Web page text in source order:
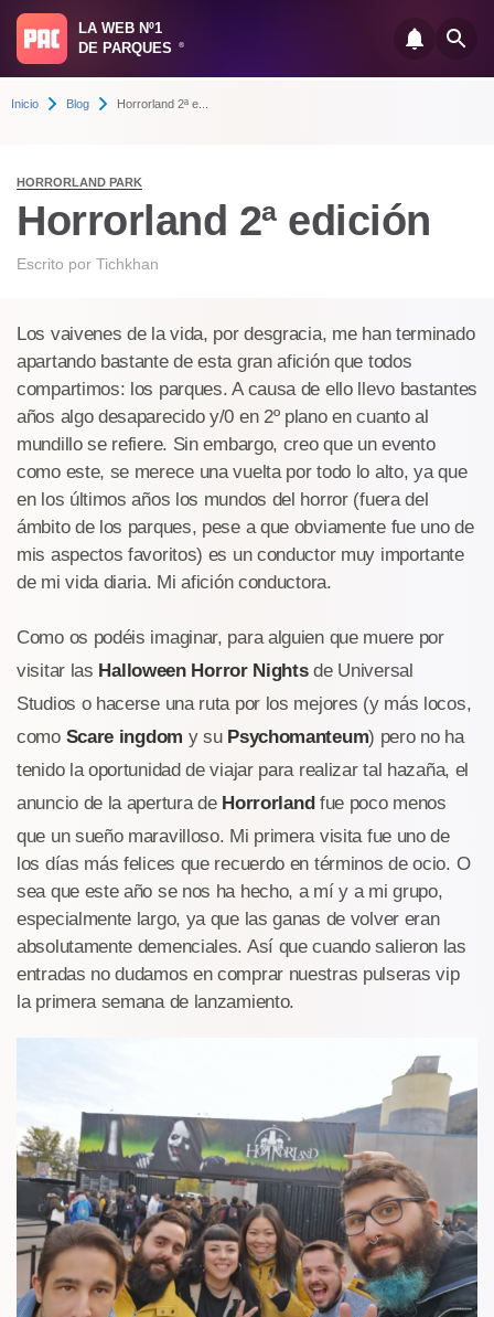
LA WEB Nº1
DE PARQUES
®
Inicio Blog Horrorland 2ª e...
HORRORLAND PARK
Horrorland 2ª edición
Escrito por Tichkhan
Los vaivenes de la vida, por desgracia, me han terminado
apartando bastante de esta gran afición que todos
compartimos: los parques. A causa de ello llevo bastantes
años algo desaparecido y/0 en 2º plano en cuanto al
mundillo se refiere. Sin embargo, creo que un evento
como este, se merece una vuelta por todo lo alto, ya que
en los últimos años los mundos del horror (fuera del
ámbito de los parques, pese a que obviamente fue uno de
mis aspectos favoritos) es un conductor muy importante
de mi vida diaria. Mi afición conductora.
Como os podéis imaginar, para alguien que muere por
visitar las Halloween Horror Nightsde Universal
Studios o hacerse una ruta por los mejores (y más locos,
como Scare ingdom y su Psychomanteum) pero no ha
tenido la oportunidad de viajar para realizar tal hazaña, el
anuncio de la apertura de Horrorlandfue poco menos
que un sueño maravilloso. Mi primera visita fue uno de
los días más felices que recuerdo en términos de ocio. O
sea que este año se nos ha hecho, a mí y a mi grupo,
especialmente largo, ya que las ganas de volver eran
absolutamente demenciales. Así que cuando salieron las
entradas no dudamos en comprar nuestras pulseras vip
la primera semana de lanzamiento.